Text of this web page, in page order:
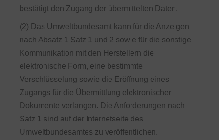
bestätigt den Zugang der übermittelten Daten.
(2) Das Umweltbundesamt kann für die Anzeigen
nach Absatz 1 Satz 1 und 2 sowie für die sonstige
Kommunikation mit den Herstellern die
elektronische Form, eine bestimmte
Verschlüsselung sowie die Eröffnung eines
Zugangs für die Übermittlung elektronischer
Dokumente verlangen. Die Anforderungen nach
Satz 1 sind auf der Internetseite des
Umweltbundesamtes zu veröffentlichen.